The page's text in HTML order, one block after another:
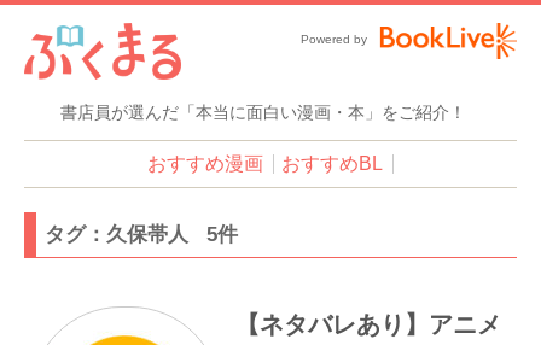
書店員が選んだ「本当に面白い漫画・本」をご紹介！
Powered by
おすすめ漫画 おすすめBL
タグ：久保帯人 5件
【ネタバレあり】アニメ